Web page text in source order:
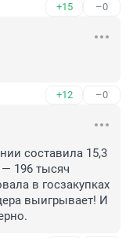
+15 –0
+12 –0
составила 15,3
196 тысяч
в госзакупках
выигрывает! И